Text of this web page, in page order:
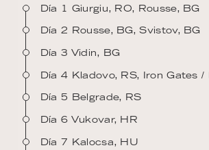
Día 1 Giurgiu, RO, Rousse, BG
Día 2 Rousse, BG, Svistov, BG
Día 3 Vidin, BG
Día 4 Kladovo, RS, Iron Gates /
Día 5 Belgrade, RS
Día 6 Vukovar, HR
Día 7 Kalocsa, HU